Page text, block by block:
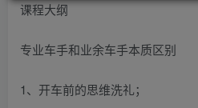
课程大纲
专业车手和业余车手本质区别
1、开车前的思维洗礼；